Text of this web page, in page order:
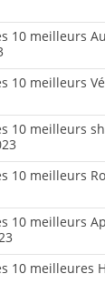
10 meilleurs
10 meilleurs
10 meilleurs
10 meilleurs
10 meilleurs
10 meilleures